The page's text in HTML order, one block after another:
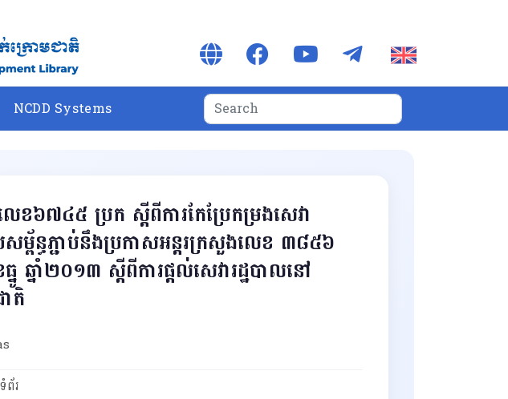
NCDD Systems
ខ៦៧៤៥ ប្រក ស្តីពីការកែប្រែកម្រងសេវា
សម្ព័ន្ធភ្ជាប់នឹងប្រកាសអន្តរក្រសួងលេខ ៣៨៥៦
នូ ឆ្នាំ២០១៣ ស្តីពីការផ្តល់សេវារដ្ឋបាលនៅ
តិ
រ